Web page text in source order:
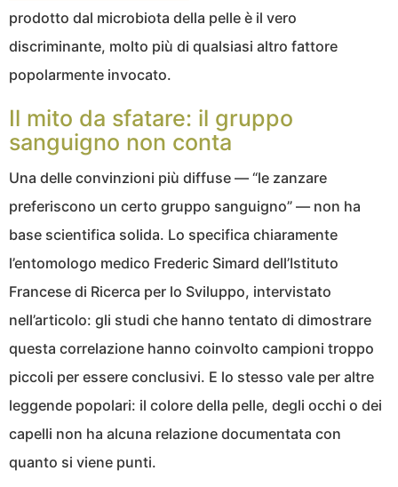
prodotto dal microbiota della pelle è il vero
discriminante, molto più di qualsiasi altro fattore
popolarmente invocato.
Il mito da sfatare: il gruppo
sanguigno non conta
Una delle convinzioni più diffuse — “le zanzare
preferiscono un certo gruppo sanguigno” — non ha
base scientifica solida. Lo specifica chiaramente
l’entomologo medico Frederic Simard dell’Istituto
Francese di Ricerca per lo Sviluppo, intervistato
nell’articolo: gli studi che hanno tentato di dimostrare
questa correlazione hanno coinvolto campioni troppo
piccoli per essere conclusivi. E lo stesso vale per altre
leggende popolari: il colore della pelle, degli occhi o dei
capelli non ha alcuna relazione documentata con
quanto si viene punti.